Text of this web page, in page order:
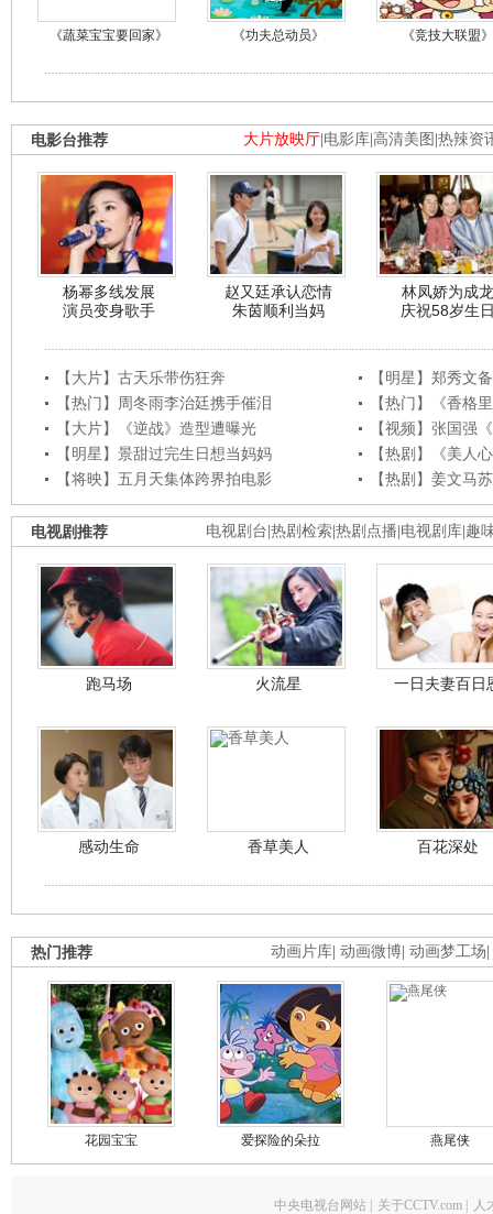
《蔬菜宝宝要回家》 《功夫总动员》 《竞技大联盟》
大片放映厅 电影库 高清美图 热辣资
电影台推荐
杨幂多线发展
演员变身歌手
赵又廷承认恋情
朱茵顺利当妈
林凤娇为成龙
庆祝58岁生
【大片】古天乐带伤狂奔
【明星】郑秀文
【热门】周冬雨李治廷携手催泪
【热门】《香格
【大片】《逆战》造型遭曝光
【视频】张国强
【明星】景甜过完生日想当妈妈
【热剧】《美人
【将映】五月天集体跨界拍电影
【热剧】姜文马
电视剧台 热剧检索 热剧点播 电视剧库 趣
电视剧推荐
跑马场 火流星 一日夫妻百日
感动生命 香草美人 百花深处
动画片库 动画微博 动画梦工场
热门推荐
花园宝宝 爱探险的朵拉 燕尾侠
中央电视台网站 关于CCTV.com 人